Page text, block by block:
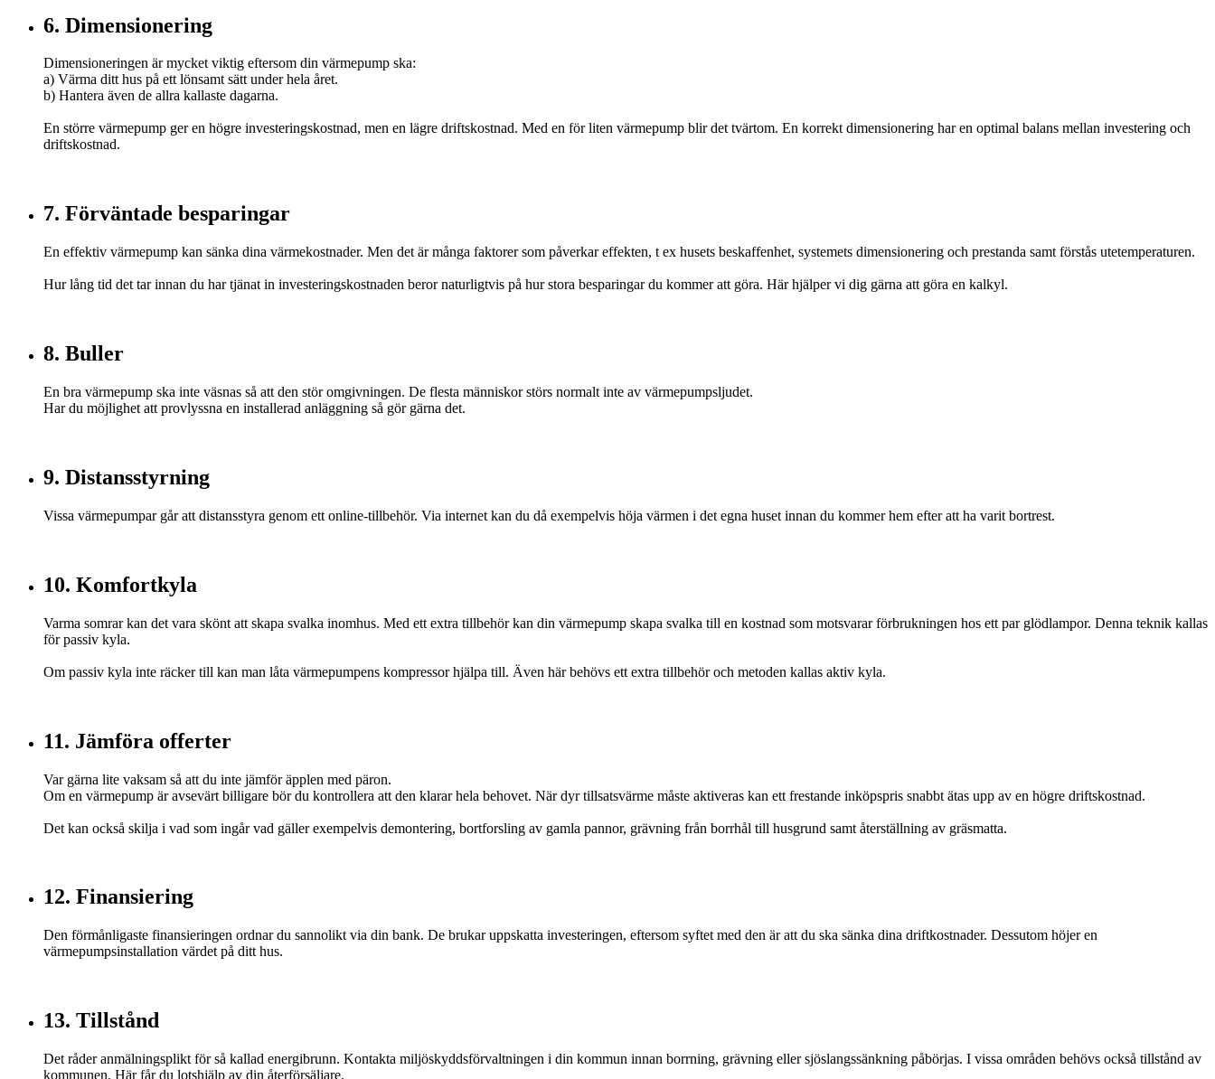
6. Dimensionering
Dimensioneringen är mycket viktig eftersom din värmepump ska:
a) Värma ditt hus på ett lönsamt sätt under hela året.
b) Hantera även de allra kallaste dagarna.
En större värmepump ger en högre investeringskostnad, men en lägre driftskostnad. Med en för liten värmepump blir det tvärtom. En korrekt dimensionering har en optimal balans mellan investering och
driftskostnad.
7. Förväntade besparingar
En effektiv värmepump kan sänka dina värmekostnader. Men det är många faktorer som påverkar effekten, t ex husets beskaffenhet, systemets dimensionering och prestanda samt förstås utetemperaturen.
Hur lång tid det tar innan du har tjänat in investeringskostnaden beror naturligtvis på hur stora besparingar du kommer att göra. Här hjälper vi dig gärna att göra en kalkyl.
8. Buller
En bra värmepump ska inte väsnas så att den stör omgivningen. De flesta människor störs normalt inte av värmepumpsljudet.
Har du möjlighet att provlyssna en installerad anläggning så gör gärna det.
9. Distansstyrning
Vissa värmepumpar går att distansstyra genom ett online-tillbehör. Via internet kan du då exempelvis höja värmen i det egna huset innan du kommer hem efter att ha varit bortrest.
10. Komfortkyla
Varma somrar kan det vara skönt att skapa svalka inomhus. Med ett extra tillbehör kan din värmepump skapa svalka till en kostnad som motsvarar förbrukningen hos ett par glödlampor. Denna teknik kallas
för passiv kyla.
Om passiv kyla inte räcker till kan man låta värmepumpens kompressor hjälpa till. Även här behövs ett extra tillbehör och metoden kallas aktiv kyla.
11. Jämföra offerter
Var gärna lite vaksam så att du inte jämför äpplen med päron.
Om en värmepump är avsevärt billigare bör du kontrollera att den klarar hela behovet. När dyr tillsatsvärme måste aktiveras kan ett frestande inköpspris snabbt ätas upp av en högre driftskostnad.
Det kan också skilja i vad som ingår vad gäller exempelvis demontering, bortforsling av gamla pannor, grävning från borrhål till husgrund samt återställning av gräsmatta.
12. Finansiering
Den förmånligaste finansieringen ordnar du sannolikt via din bank. De brukar uppskatta investeringen, eftersom syftet med den är att du ska sänka dina driftkostnader. Dessutom höjer en
värmepumpsinstallation värdet på ditt hus.
13. Tillstånd
Det råder anmälningsplikt för så kallad energibrunn. Kontakta miljöskyddsförvaltningen i din kommun innan borrning, grävning eller sjöslangssänkning påbörjas. I vissa områden behövs också tillstånd av
kommunen. Här får du lotshjälp av din återförsäljare.